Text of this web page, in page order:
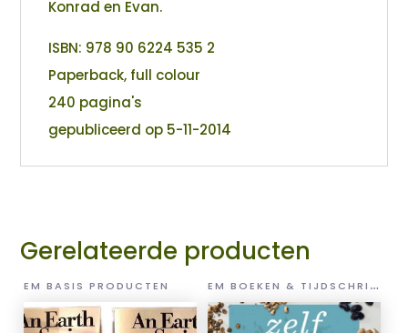
Konrad en Evan.
ISBN: 978 90 6224 535 2
Paperback, full colour
240 pagina's
gepubliceerd op 5-11-2014
Gerelateerde producten
EM BASIS PRODUCTEN E
M BOEKEN & TIJDSCHRIFTEN